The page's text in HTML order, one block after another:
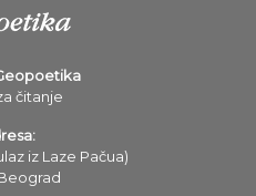
čitanje
iz Laze Pačua)